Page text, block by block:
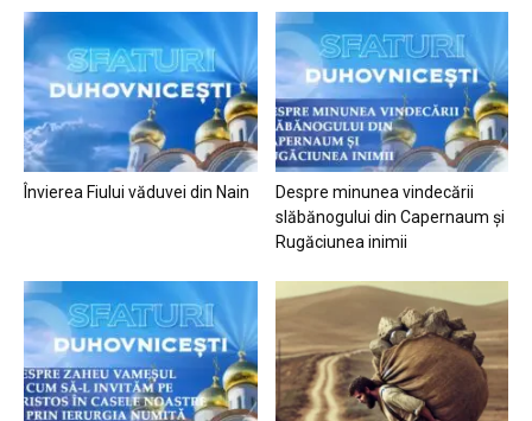
Învierea Fiului văduvei din Nain
Despre minunea vindecării
slăbănogului din Capernaum și
Rugăciunea inimii